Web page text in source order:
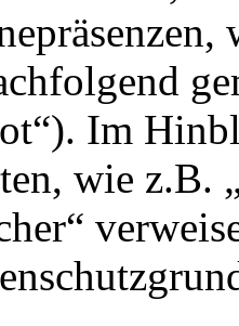
Im
wie z.B.